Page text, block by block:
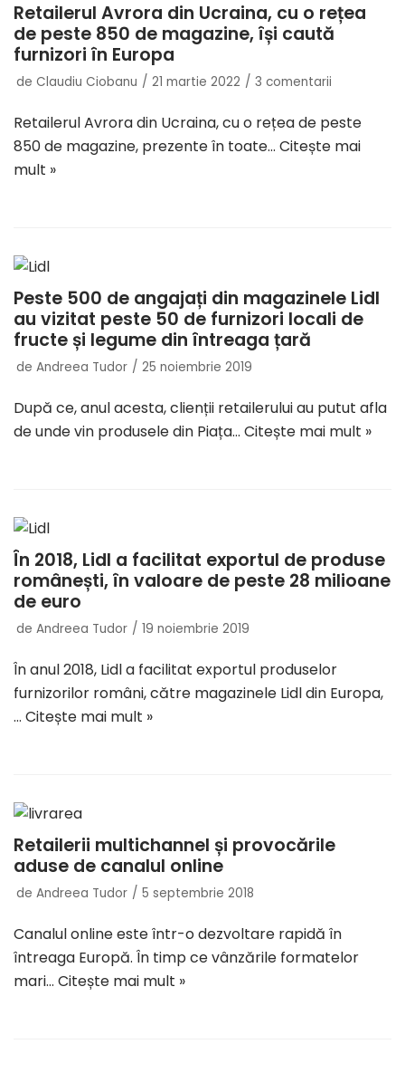
Retailerul Avrora din Ucraina, cu o rețea
de peste 850 de magazine, își caută
furnizori în Europa
de Claudiu Ciobanu 21 martie 2022 3 comentarii
Retailerul Avrora din Ucraina, cu o rețea de peste
850 de magazine, prezente în toate… Citește mai
mult »
Peste 500 de angajați din magazinele Lidl
au vizitat peste 50 de furnizori locali de
fructe și legume din întreaga țară
de Andreea Tudor 25 noiembrie 2019
După ce, anul acesta, clienții retailerului au putut afla
de unde vin produsele din Piața… Citește mai mult »
În 2018, Lidl a facilitat exportul de produse
românești, în valoare de peste 28 milioane
de euro
de Andreea Tudor 19 noiembrie 2019
În anul 2018, Lidl a facilitat exportul produselor
furnizorilor români, către magazinele Lidl din Europa,
… Citește mai mult »
Retailerii multichannel și provocările
aduse de canalul online
de Andreea Tudor 5 septembrie 2018
Canalul online este într-o dezvoltare rapidă în
întreaga Europă. În timp ce vânzările formatelor
mari… Citește mai mult »